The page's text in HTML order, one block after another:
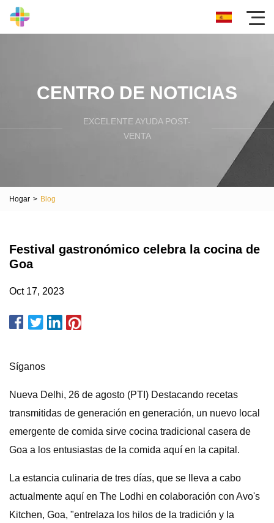
CENTRO DE NOTICIAS
EXCELENTE AYUDA POST-
VENTA
Hogar > Blog
Festival gastronómico celebra la cocina de
Goa
Oct 17, 2023
Síganos
Nueva Delhi, 26 de agosto (PTI) Destacando recetas
transmitidas de generación en generación, un nuevo local
emergente de comida sirve cocina tradicional casera de
Goa a los entusiastas de la comida aquí en la capital.
La estancia culinaria de tres días, que se lleva a cabo
actualmente aquí en The Lodhi en colaboración con Avo's
Kitchen, Goa, "entrelaza los hilos de la tradición y la